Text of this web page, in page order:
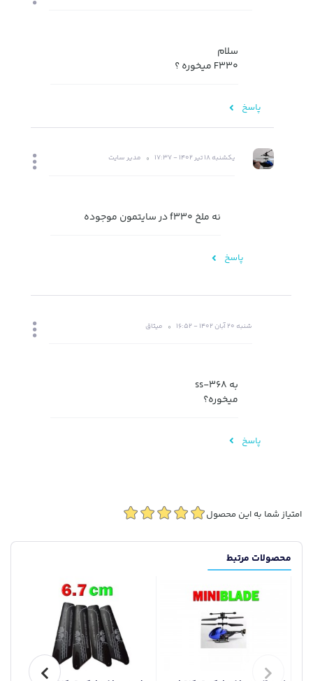
سلام
F330 میخوره ؟
پاسخ
یکشنبه 18 تیر 1402 - 17:37 مدیر سایت
نه ملخ f330 در سایتمون موجوده
پاسخ
شنبه 20 آبان 1402 - 16:52 میثاق
به ss-368
میخوره؟
پاسخ
امتیاز شما به این محصول
محصولات مرتبط